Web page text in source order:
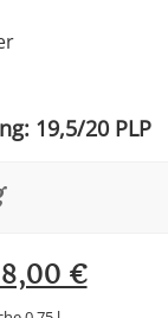
19,5/20 PLP
€